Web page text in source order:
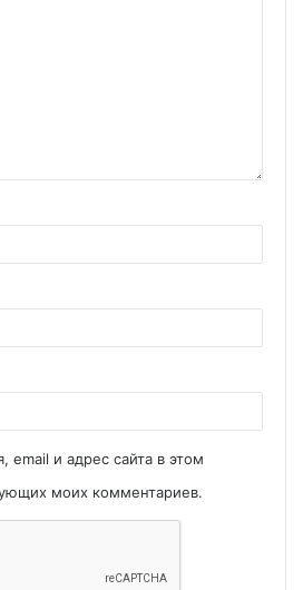
email и адрес сайта в этом
моих комментариев.